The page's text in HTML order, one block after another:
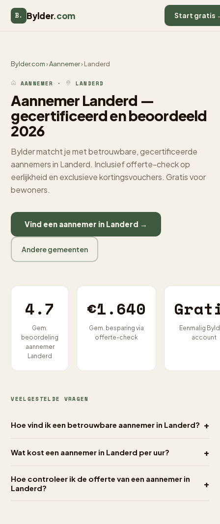
B. Bylder.com Start gratis
Bylder.com›Aannemer› Landerd
AANNEMER · LANDERD
Aannemer Landerd —
gecertificeerd en beoordeeld
2026
Bylder matcht je met betrouwbare, gecertificeerde
aannemers in Landerd. Inclusief offerte-check op
eerlijkheid en exclusieve kortingsvouchers. Gratis voor
bewoners.
Vind een aannemer in Landerd →
Andere gemeenten
4.7
Gem.
beoordeling
aannemer
Landerd
€1.640
Gem. besparing via
offerte-check
Eenmalig
account
VEELGESTELDE VRAGEN
Hoe vind ik een betrouwbare aannemer in Landerd? +
Wat kost een aannemer in Landerd per uur? +
Hoe controleer ik de offerte van een aannemer in
Landerd?
+